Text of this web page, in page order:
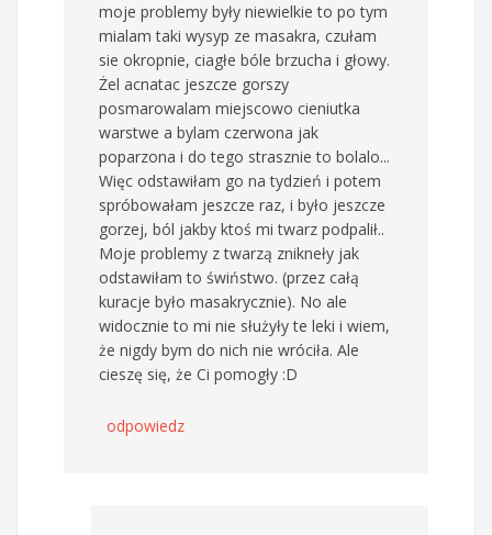
moje problemy były niewielkie to po tym
mialam taki wysyp ze masakra, czułam
sie okropnie, ciagłe bóle brzucha i głowy.
Żel acnatac jeszcze gorszy
posmarowalam miejscowo cieniutka
warstwe a bylam czerwona jak
poparzona i do tego strasznie to bolalo...
Więc odstawiłam go na tydzień i potem
spróbowałam jeszcze raz, i było jeszcze
gorzej, ból jakby ktoś mi twarz podpalił..
Moje problemy z twarzą znikneły jak
odstawiłam to świństwo. (przez całą
kuracje było masakrycznie). No ale
widocznie to mi nie służyły te leki i wiem,
że nigdy bym do nich nie wróciła. Ale
cieszę się, że Ci pomogły :D
odpowiedz